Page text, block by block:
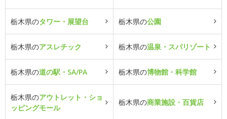
栃木県のタワー・展望台 栃木県の公園
栃木県のアスレチック 栃木県の温泉・スパリゾート
栃木県の道の駅・SA/PA 栃木県の博物館・科学館
栃木県のアウトレット・ショ
ッピングモール
栃木県の商業施設・百貨店